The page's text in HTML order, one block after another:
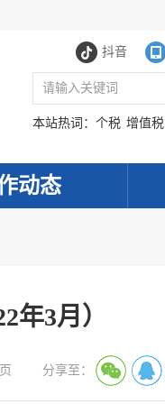
抖音
本站热词： 个税 增值税
动态
年3月）
分享至：